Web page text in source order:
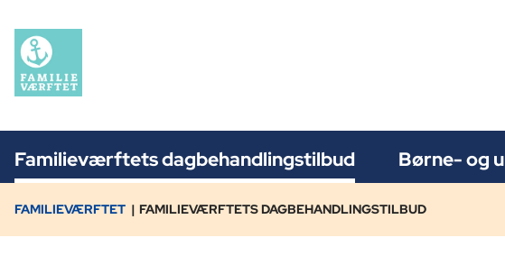
Familieværftets dagbehandlingstilbud Børne- og
FAMILIEVÆRFTET FAMILIEVÆRFTETS DAGBEHANDLINGSTILBUD